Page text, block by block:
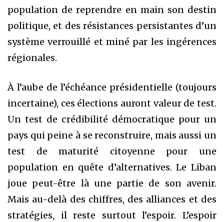
population de reprendre en main son destin
politique, et des résistances persistantes d’un
système verrouillé et miné par les ingérences
régionales.
À l’aube de l’échéance présidentielle (toujours
incertaine), ces élections auront valeur de test.
Un test de crédibilité démocratique pour un
pays qui peine à se reconstruire, mais aussi un
test de maturité citoyenne pour une
population en quête d’alternatives. Le Liban
joue peut-être là une partie de son avenir.
Mais au-delà des chiffres, des alliances et des
stratégies, il reste surtout l’espoir. L’espoir